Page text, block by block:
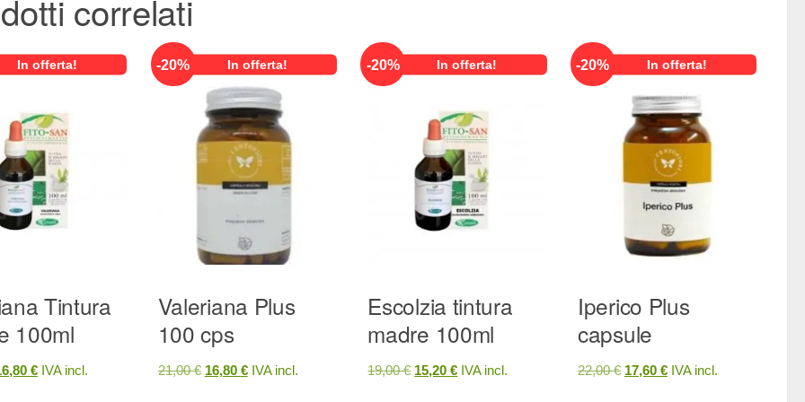
correlati
In offerta!
Tintura
100ml
€IlIVA incl.
-20% In offerta!
Valeriana Plus
100 cps
21,00€ Il
16,80 €IlIVA incl.
-20% In offerta!
Escolzia tintura
madre 100ml
19,00€ Il
15,20€IlIVA incl.
-20% In offerta!
Iperico Plus
capsule
22,00€ Il
17,60€IlIVA incl.